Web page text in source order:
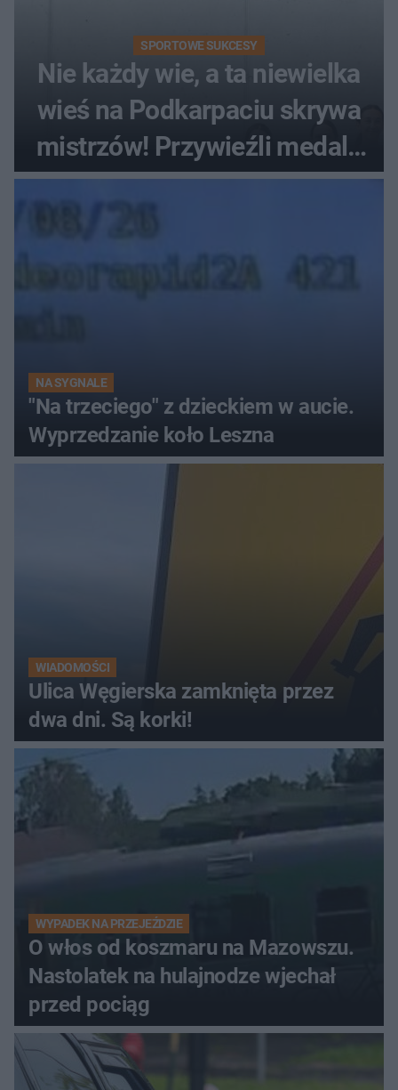
SPORTOWE SUKCESY
Nie każdy wie, a ta niewielka
wieś na Podkarpaciu skrywa
mistrzów! Przywieźli medale
z mistrzostw Europy
NA SYGNALE
"Na trzeciego" z dzieckiem w aucie.
Wyprzedzanie koło Leszna
WIADOMOŚCI
Ulica Węgierska zamknięta przez
dwa dni. Są korki!
WYPADEK NA PRZEJEŹDZIE
O włos od koszmaru na Mazowszu.
Nastolatek na hulajnodze wjechał
przed pociąg